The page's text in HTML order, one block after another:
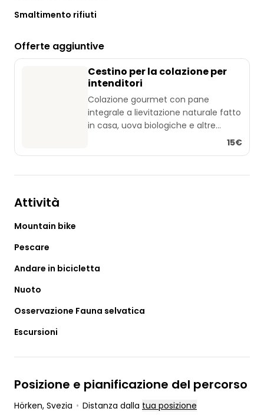
Smaltimento rifiuti
Offerte aggiuntive
Cestino per la colazione per
intenditori
Colazione gourmet con pane
integrale a lievitazione naturale fatto
in casa, uova biologiche e altre
prelibatezze biologiche della regione.
verrà comunicata in loco.
15€
Attività
Mountain bike
Pescare
Andare in bicicletta
Nuoto
Osservazione Fauna selvatica
Escursioni
Posizione e pianificazione del percorso
Hörken, Svezia • Distanza dalla tua posizione